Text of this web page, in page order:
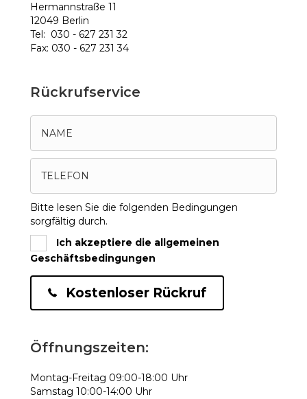
Hermannstraße 11
12049 Berlin
Tel: 030 - 627 231 32
Fax: 030 - 627 231 34
Rückrufservice
Bitte lesen Sie die folgenden Bedingungen
sorgfältig durch.
Ich akzeptiere die allgemeinen
Geschäftsbedingungen
Kostenloser Rückruf
Öffnungszeiten:
Montag-Freitag 09:00-18:00 Uhr
Samstag 10:00-14:00 Uhr